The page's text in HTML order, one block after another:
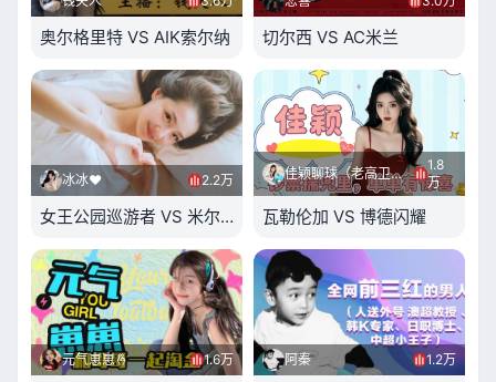
奥尔格里特 VS AIK索尔纳 切尔西 VS AC米兰
冰冰❤ 2.2万
女王公园巡游者 VS 米尔沃尔
佳颖聊球（老高卫星）
1.8
万
瓦勒伦加 VS 博德闪耀
元气崽崽🤞 1.6万 阿秦 1.2万